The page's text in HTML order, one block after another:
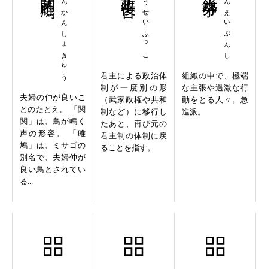
かんかんしょきゅう
夫婦の仲が良いこ
とのたとえ。 「関
関」は、鳥が鳴く
声の形容。 「雎
鳩」は、ミサゴの
別名で、夫婦仲が
良い鳥とされてい
る...
おうせいふっこ
君主による政治体
制が一度別の形
（武家政権や共和
制など）に移行し
たあと、再び元の
君主制の体制に戻
ることを指す。
せんえいぶんし
組織の中で、極端
な主張や過激な行
動をとる人々。急
進派。